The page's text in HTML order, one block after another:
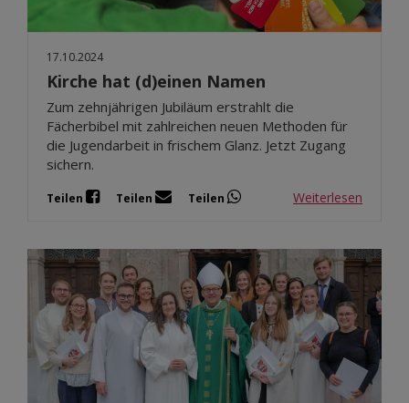
17.10.2024
Kirche hat (d)einen Namen
Zum zehnjährigen Jubiläum erstrahlt die
Fächerbibel mit zahlreichen neuen Methoden für
die Jugendarbeit in frischem Glanz. Jetzt Zugang
sichern.
Teilen Teilen Teilen Weiterlesen